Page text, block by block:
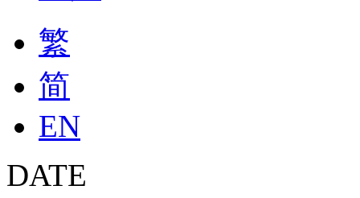
繁
简
EN
DATE